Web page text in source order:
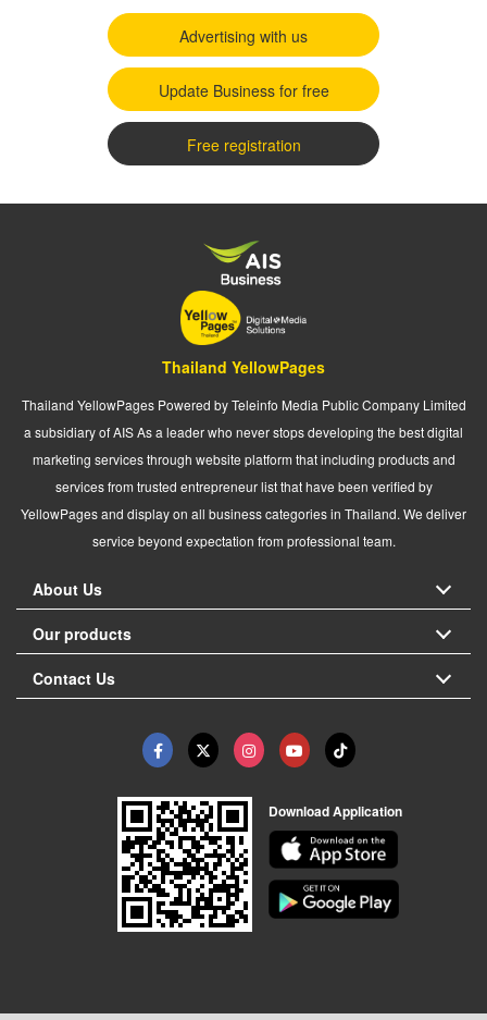
Advertising with us
Update Business for free
Free registration
Thailand YellowPages
Thailand YellowPages Powered by Teleinfo Media Public Company Limited
a subsidiary of AIS As a leader who never stops developing the best digital
marketing services through website platform that including products and
services from trusted entrepreneur list that have been verified by
YellowPages and display on all business categories in Thailand. We deliver
service beyond expectation from professional team.
About Us
Our products
Contact Us
Download Application